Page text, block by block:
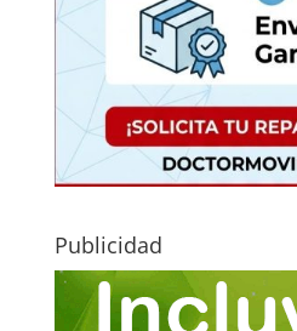
Publicidad